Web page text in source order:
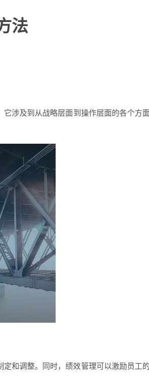
法
涉及到从战略层面到操作层面的各个
和调整。同时，绩效管理可以激励员